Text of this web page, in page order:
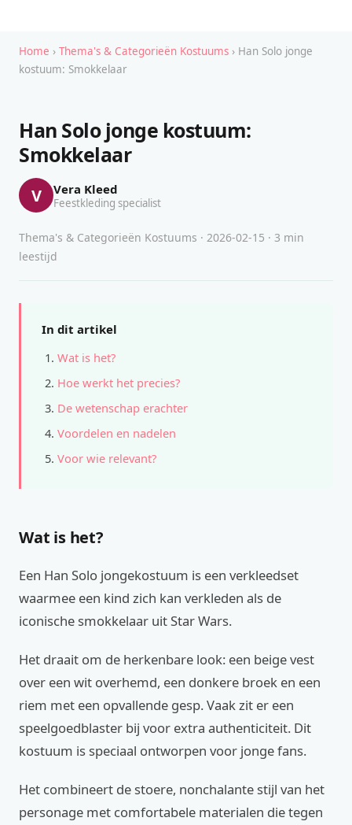
Home › Thema's & Categorieën Kostuums › Han Solo jonge
kostuum: Smokkelaar
Han Solo jonge kostuum:
Smokkelaar
V Vera Kleed
Feestkleding specialist
Thema's & Categorieën Kostuums · 2026-02-15 · 3 min
leestijd
In dit artikel
Wat is het?
Hoe werkt het precies?
De wetenschap erachter
Voordelen en nadelen
Voor wie relevant?
Wat is het?
Een Han Solo jongekostuum is een verkleedset
waarmee een kind zich kan verkleden als de
iconische smokkelaar uit Star Wars.
Het draait om de herkenbare look: een beige vest
over een wit overhemd, een donkere broek en een
riem met een opvallende gesp. Vaak zit er een
speelgoedblaster bij voor extra authenticiteit. Dit
kostuum is speciaal ontworpen voor jonge fans.
Het combineert de stoere, nonchalante stijl van het
personage met comfortabele materialen die tegen